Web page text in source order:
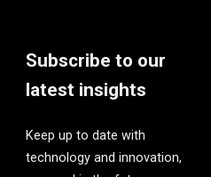
Subscribe to our
latest insights
Keep up to date with
technology and innovation,